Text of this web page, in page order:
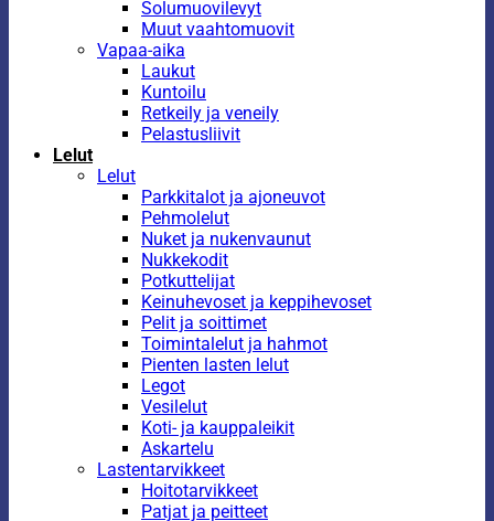
Solumuovilevyt
Muut vaahtomuovit
Vapaa-aika
Laukut
Kuntoilu
Retkeily ja veneily
Pelastusliivit
Lelut
Lelut
Parkkitalot ja ajoneuvot
Pehmolelut
Nuket ja nukenvaunut
Nukkekodit
Potkuttelijat
Keinuhevoset ja keppihevoset
Pelit ja soittimet
Toimintalelut ja hahmot
Pienten lasten lelut
Legot
Vesilelut
Koti- ja kauppaleikit
Askartelu
Lastentarvikkeet
Hoitotarvikkeet
Patjat ja peitteet